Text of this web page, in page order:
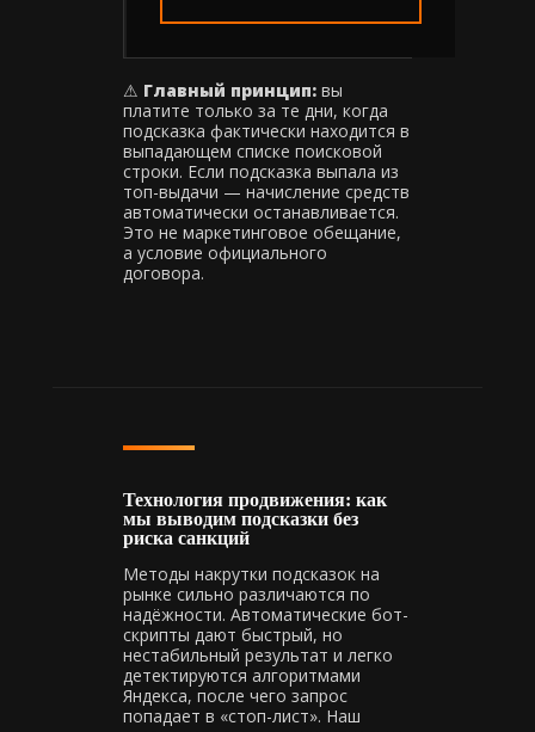
⚠ Главный принцип: вы
платите только за те дни, когда
подсказка фактически находится в
выпадающем списке поисковой
строки. Если подсказка выпала из
топ-выдачи — начисление средств
автоматически останавливается.
Это не маркетинговое обещание,
а условие официального
договора.
Технология продвижения: как
мы выводим подсказки без
риска санкций
Методы накрутки подсказок на
рынке сильно различаются по
надёжности. Автоматические бот-
скрипты дают быстрый, но
нестабильный результат и легко
детектируются алгоритмами
Яндекса, после чего запрос
попадает в «стоп-лист». Наш